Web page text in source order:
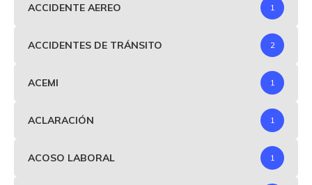
ACCIDENTE AEREO 1
ACCIDENTES DE TRÁNSITO 2
ACEMI 1
ACLARACIÓN 1
ACOSO LABORAL 1